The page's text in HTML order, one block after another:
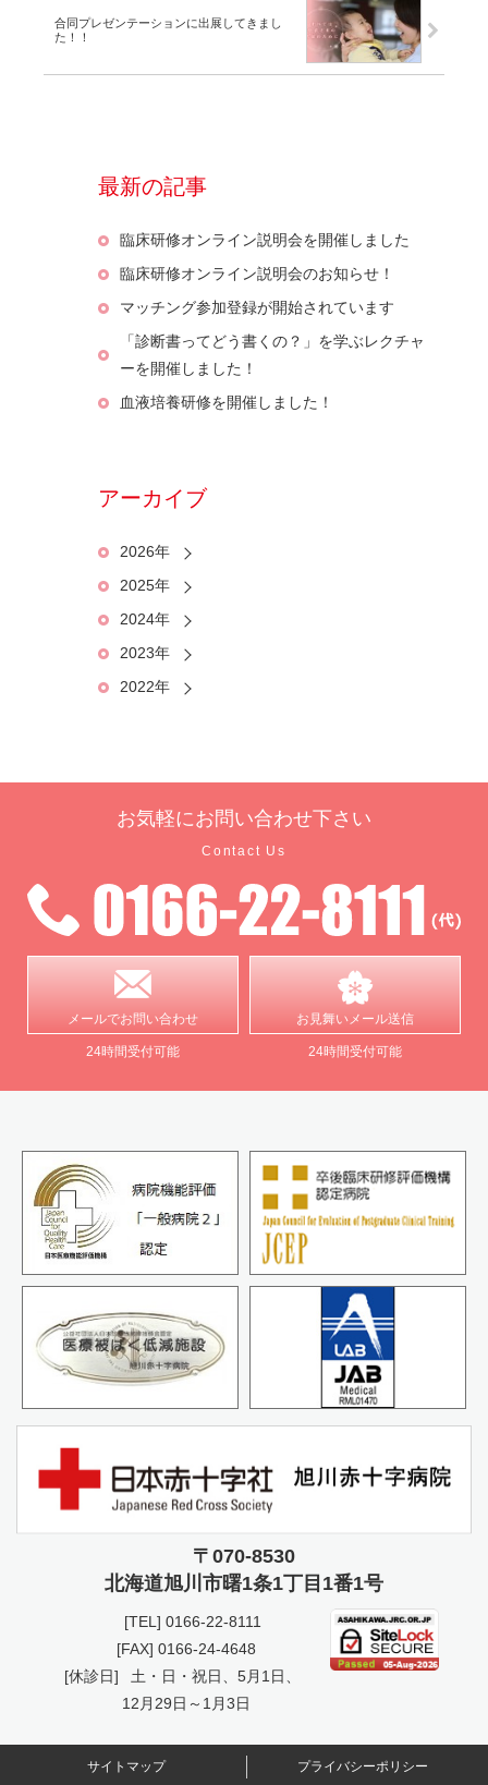
合同プレゼンテーションに出展してきまし
た！！
最新の記事
臨床研修オンライン説明会を開催しました
臨床研修オンライン説明会のお知らせ！
マッチング参加登録が開始されています
「診断書ってどう書くの？」を学ぶレクチャ
ーを開催しました！
血液培養研修を開催しました！
アーカイブ
2026年
2025年
2024年
2023年
2022年
お気軽にお問い合わせ下さい
Contact Us
メールでお問い合わせ
24時間受付可能
お見舞いメール送信
24時間受付可能
〒070-8530
北海道旭川市曙1条1丁目1番1号
[TEL] 0166-22-8111
[FAX] 0166-24-4648
[休診日]
土・日・祝日、5月1日、
12月29日～1月3日
サイトマップ プライバシーポリシー